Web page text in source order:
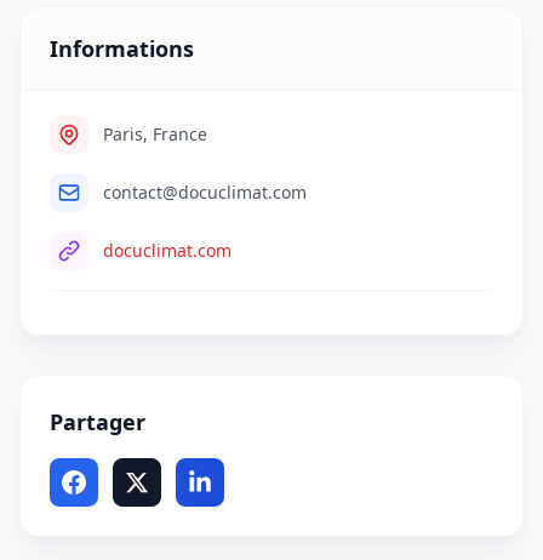
Informations
Paris, France
contact@docuclimat.com
docuclimat.com
Partager